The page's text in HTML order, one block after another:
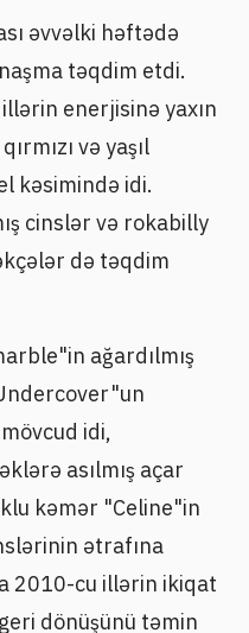
əvvəlki həftədə
təqdim etdi.
enerjisinə yaxın
və yaşıl
kəsimində idi.
cinslər və rokabilly
də təqdim
ağardılmış
idi,
asılmış açar
kəmər "Celine"in
ətrafına
2010-cu illərin ikiqat
dönüşünü təmin